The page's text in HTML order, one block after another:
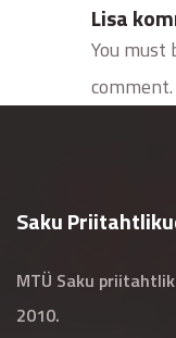
Lisa
You must
comment.
Saku
MTÜ Saku
2010.